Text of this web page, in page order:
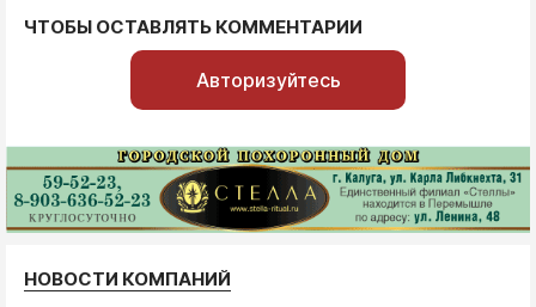
ЧТОБЫ ОСТАВЛЯТЬ КОММЕНТАРИИ
Авторизуйтесь
НОВОСТИ КОМПАНИЙ